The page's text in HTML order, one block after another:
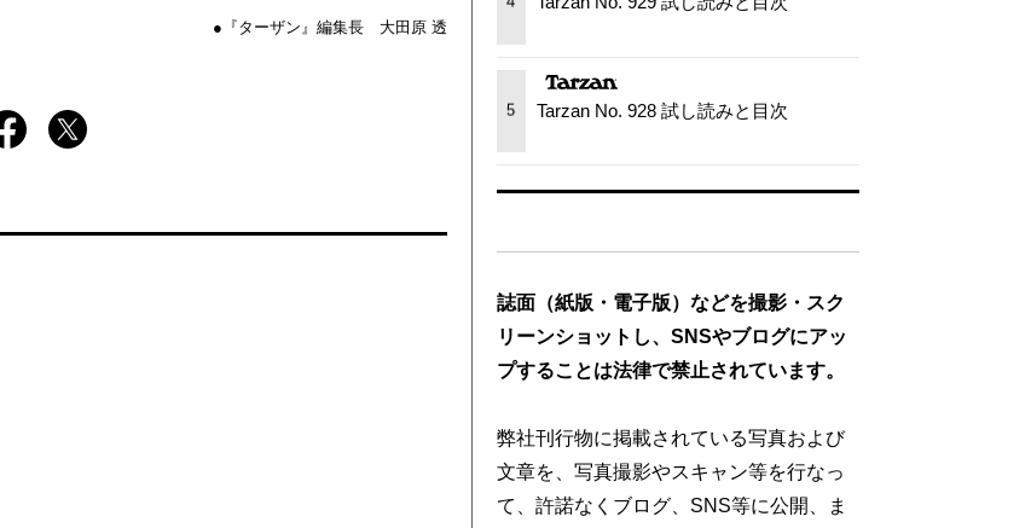
●『ターザン』編集長 大田原 透
5 Tarzan No. 928 試し読みと目次
誌面（紙版・電子版）などを撮影・スク
リーンショットし、SNSやブログにアッ
プすることは法律で禁止されています。
弊社刊行物に掲載されている写真および
文章を、写真撮影やスキャン等を行なっ
て、許諾なくブログ、SNS等に公開、ま